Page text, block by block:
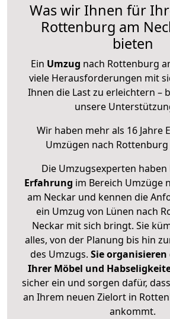
Was wir Ihnen für
Rottenburg am
bieten
Ein Umzug nach Rottenburg
viele Herausforderungen mit
Ihnen die Last zu erleichtern –
unsere
Wir haben mehr als 16 Jahre
Umzügen nach Rottenburg
Die Umzugsexperten haben
Erfahrung im Bereich Umzüge
am Neckar und kennen die
ein Umzug von Lünen nach
Neckar mit sich bringt. Sie
alles, von der Planung bis hin
des Umzugs. Sie
Ihrer Möbel und
sicher ein und sorgen dafür,
an Ihrem neuen Zielort in
ankommt.